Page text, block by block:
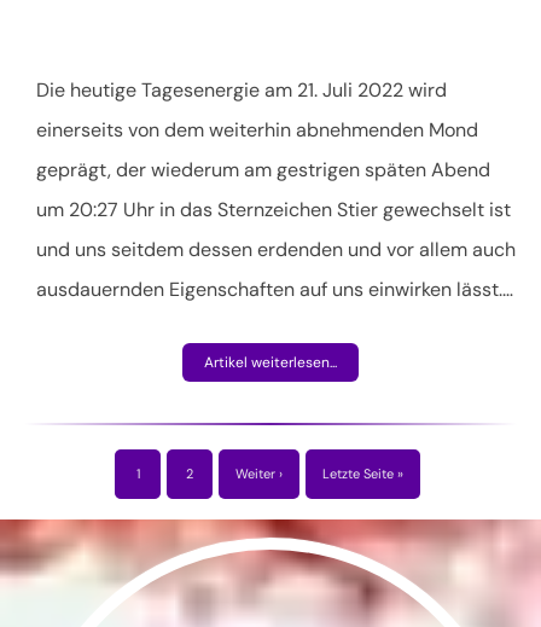
Die heutige Tagesenergie am 21. Juli 2022 wird
einerseits von dem weiterhin abnehmenden Mond
geprägt, der wiederum am gestrigen späten Abend
um 20:27 Uhr in das Sternzeichen Stier gewechselt ist
und uns seitdem dessen erdenden und vor allem auch
ausdauernden Eigenschaften auf uns einwirken lässt.…
Artikel weiterlesen...
1 2 Weiter › Letzte Seite »